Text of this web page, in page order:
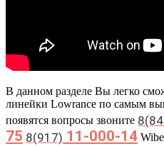
В данном разделе Вы легко
линейки Lowrance по самым
появятся вопросы звоните
75 8(917) 11-000-14